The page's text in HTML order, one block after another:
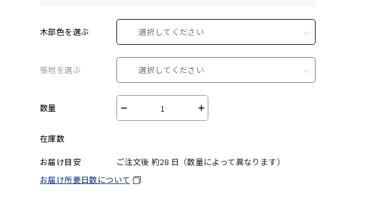
木部色を選ぶ 選択してください
張地を選ぶ 選択してください
数量 － ＋
在庫数
お届け目安
ご注文後 約28 日（数量によって異なります）
お届け所要日数について